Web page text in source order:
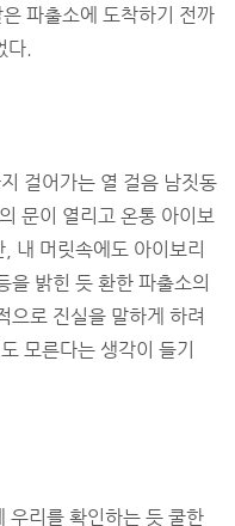
파출소에 도착하기 전까
다.
걸어가는 열 걸음 남짓동
문이 열리고 온통 아이보
내 머릿속에도 아이보리
을 밝힌 듯 환한 파출소의
으로 진실을 말하게 하려
모른다는 생각이 들기
우리를 확인하는 듯 쿨한